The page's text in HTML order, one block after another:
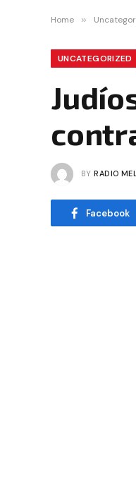
Home »
UNCATEGORIZED
BY RADIO
Facebook